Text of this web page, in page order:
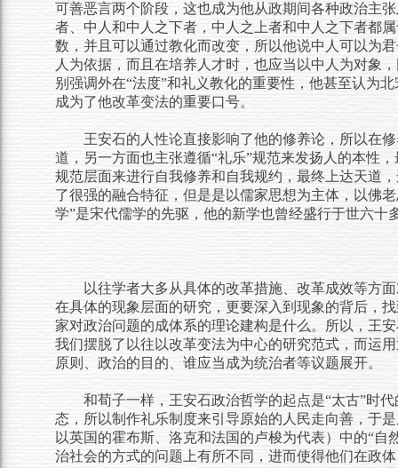
可善恶言两个阶段，这也成为他从政期间各种政治主
者、中人和中人之下者，中人之上者和中人之下者都
数，并且可以通过教化而改变，所以他说中人可以为
人为依据，而且在培养人才时，也应当以中人为对象
别强调外在“法度”和礼义教化的重要性，他甚至认为
成为了他改革变法的重要口号。
王安石的人性论直接影响了他的修养论，所以在
道，另一方面也主张遵循“礼乐”规范来发扬人的本性
规范层面来进行自我修养和自我规约，最终上达天道
了很强的融合特征，但是是以儒家思想为主体，以佛
学”是宋代儒学的先驱，他的新学也曾经盛行于世六十
以往学者大多从具体的改革措施、改革成效等方
在具体的现象层面的研究，更要深入到现象的背后，
家对政治问题的成体系的理论建构是什么。所以，王
我们摆脱了以往以改革变法为中心的研究范式，而运
原则、政治的目的、谁应当成为统治者等议题展开。
和荀子一样，王安石政治哲学的起点是“太古”时
态，所以制作礼乐制度来引导原始的人民走向善，于
以英国的霍布斯、洛克和法国的卢梭为代表）中的“自
治社会的方式的问题上有所不同，进而使得他们在政